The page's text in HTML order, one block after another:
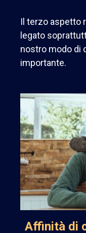
Il terzo aspetto
legato
nostro modo di
importante.
Affinità di